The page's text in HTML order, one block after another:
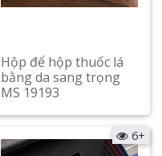
Hộp để hộp thuốc lá
bằng da sang trọng
MS 19193
Xem chi tiết
6+